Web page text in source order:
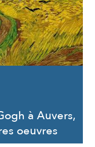
à Auvers,
oeuvres